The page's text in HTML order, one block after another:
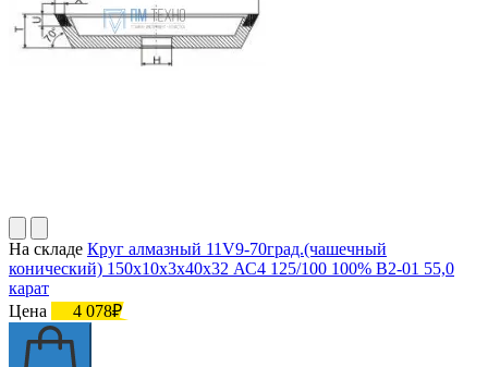
На складе Круг алмазный 11V9-70град.(чашечный
конический) 150х10х3х40х32 АС4 125/100 100% В2-01 55,0
карат
Цена
4 078₽